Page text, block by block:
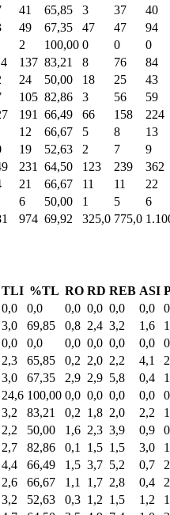
41 65,85 3 37 40
49 67,35 47 47 94
2 100,00 0 0 0
137 83,21 8 76 84
24 50,00 18 25 43
105 82,86 3 56 59
191 66,49 66 158 224
12 66,67 5 8 13
19 52,63 2 7 9
231 64,50 123 239 362
21 66,67 11 11 22
6 50,00 1 5 6
974 69,92 325,0 775,0
TLI %TL RO RD REB ASI
0,0 0,0 0,0 0,0 0,0 0,0
3,0 69,85 0,8 2,4 3,2 1,6
0,0 0,0 0,0 0,0 0,0 0,0
2,3 65,85 0,2 2,0 2,2 4,1
3,0 67,35 2,9 2,9 5,8 0,4
24,6 100,00 0,0 0,0 0,0 0,0
3,2 83,21 0,2 1,8 2,0 2,2
2,2 50,00 1,6 2,3 3,9 0,9
2,7 82,86 0,1 1,5 1,5 3,0
4,4 66,49 1,5 3,7 5,2 0,7
2,6 66,67 1,1 1,7 2,8 0,4
3,2 52,63 0,3 1,2 1,5 1,2